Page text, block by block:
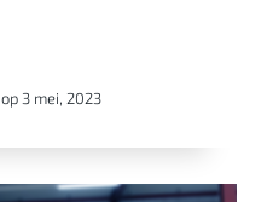
op 3 mei, 2023